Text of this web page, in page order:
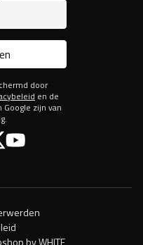
door
en de
Google zijn van
YouTube
by WHITE